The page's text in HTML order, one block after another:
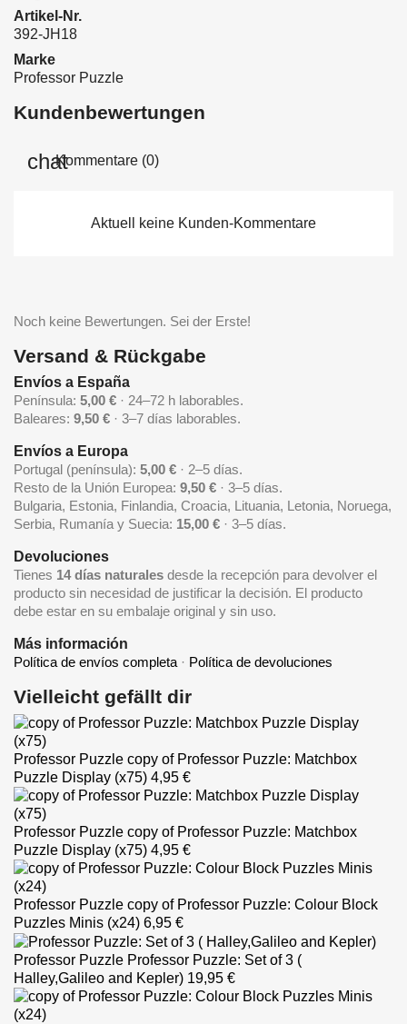
Artikel-Nr.
392-JH18
Marke
Professor Puzzle
Kundenbewertungen
Kommentare (0)
Aktuell keine Kunden-Kommentare
Noch keine Bewertungen. Sei der Erste!
Versand & Rückgabe
Envíos a España
Península: 5,00 € · 24–72 h laborables.
Baleares: 9,50 € · 3–7 días laborables.
Envíos a Europa
Portugal (península): 5,00 € · 2–5 días.
Resto de la Unión Europea: 9,50 € · 3–5 días.
Bulgaria, Estonia, Finlandia, Croacia, Lituania, Letonia, Noruega,
Serbia, Rumanía y Suecia: 15,00 € · 3–5 días.
Devoluciones
Tienes 14 días naturales desde la recepción para devolver el
producto sin necesidad de justificar la decisión. El producto
debe estar en su embalaje original y sin uso.
Más información
Política de envíos completa · Política de devoluciones
Vielleicht gefällt dir
Professor Puzzle copy of Professor Puzzle: Matchbox
Puzzle Display (x75) 4,95 €
Professor Puzzle copy of Professor Puzzle: Matchbox
Puzzle Display (x75) 4,95 €
Professor Puzzle copy of Professor Puzzle: Colour Block
Puzzles Minis (x24) 6,95 €
Professor Puzzle Professor Puzzle: Set of 3 (
Halley,Galileo and Kepler) 19,95 €